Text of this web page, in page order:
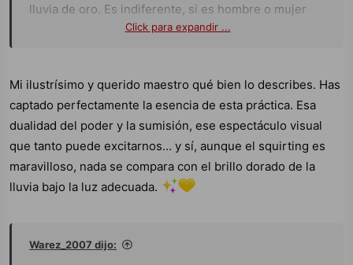
lluvia de oro. Es indiferente, si es hombre o mujer
quién lo da, es conocida como la lluvia dorada, orinar
partenaire en el momento del acto.
Click para expandir ...
Mi ilustrísimo y querido maestro qué bien lo describes. Has
captado perfectamente la esencia de esta práctica. Esa
dualidad del poder y la sumisión, ese espectáculo visual
que tanto puede excitarnos... y sí, aunque el squirting es
maravilloso, nada se compara con el brillo dorado de la
lluvia bajo la luz adecuada.
Warez_2007 dijo: